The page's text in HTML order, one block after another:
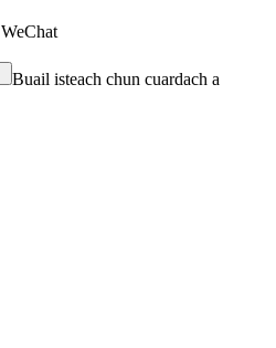
WeChat
Buail isteach chun cuardach a